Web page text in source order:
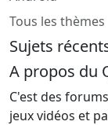
Tous les thèmes
Sujets
A propos du
C'est des
jeux vidéos et